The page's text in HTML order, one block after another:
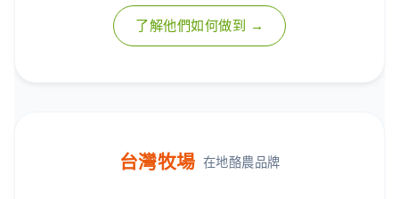
了解他們如何做到 →
台灣牧場 在地酪農品牌